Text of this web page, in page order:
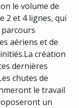
le volume de
2 et 4 lignes, qui
aériens et de
création
dernières
chutes de
le travail
un